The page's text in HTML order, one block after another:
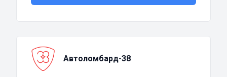
Автоломбард-38